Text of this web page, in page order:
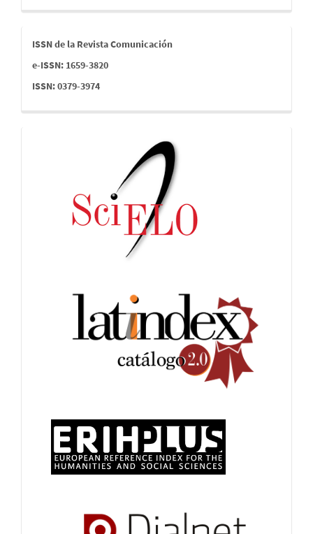
issn
ISSN de la Revista Comunicación
e-ISSN: 1659-3820
ISSN: 0379-3974